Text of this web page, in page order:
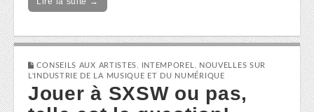
CONSEILS AUX ARTISTES INTEMPOREL
NOUVELLES SUR
L'INDUSTRIE DE LA MUSIQUE ET DU NUMÉRIQUE
Jouer à SXSW ou pas,